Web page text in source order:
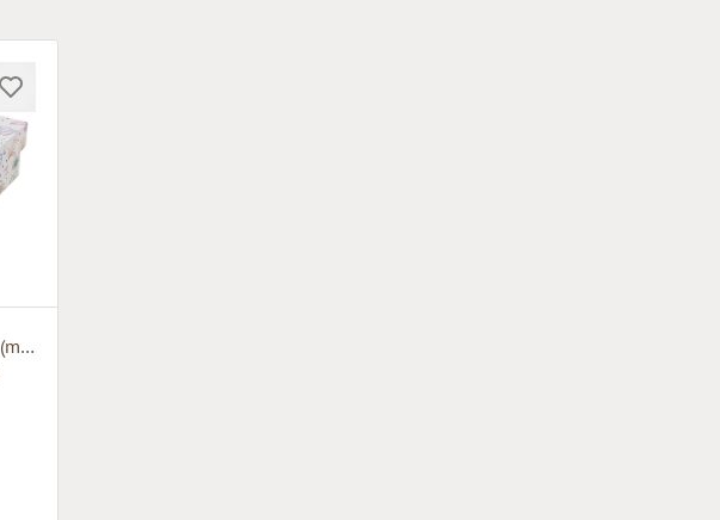
Kartona kastes ar dizainu (mikrogofras)